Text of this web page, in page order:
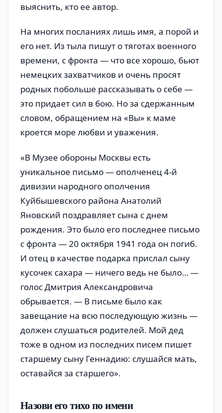
выяснить, кто ее автор.
На многих посланиях лишь имя, а порой и
его нет. Из тыла пишут о тяготах военного
времени, с фронта — что все хорошо, бьют
немецких захватчиков и очень просят
родных побольше рассказывать о себе —
это придает сил в бою. Но за сдержанным
словом, обращением на «Вы» к маме
кроется море любви и уважения.
«В Музее обороны Москвы есть
уникальное письмо — ополченец 4-й
дивизии народного ополчения
Куйбышевского района Анатолий
Яновский поздравляет сына с днем
рождения. Это было его последнее письмо
с фронта — 20 октября 1941 года он погиб.
И отец в качестве подарка прислал сыну
кусочек сахара — ничего ведь не было… —
голос Дмитрия Александровича
обрывается. — В письме было как
завещание на всю последующую жизнь —
должен слушаться родителей. Мой дед
тоже в одном из последних писем пишет
старшему сыну Геннадию: слушайся мать,
оставайся за старшего».
Назови его тихо по имени